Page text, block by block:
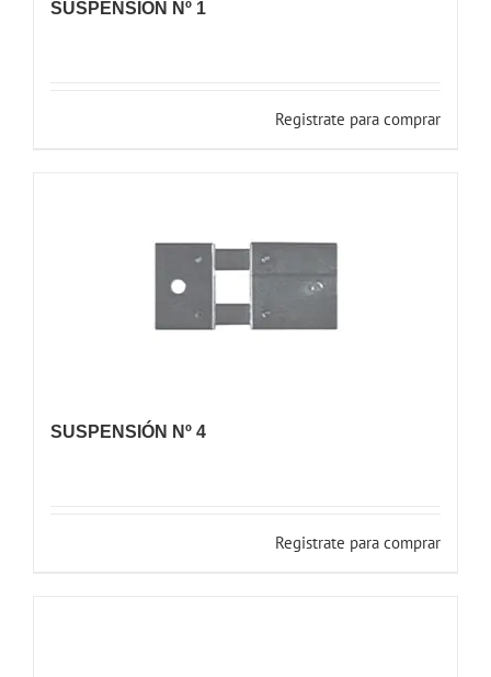
SUSPENSIÓN Nº 1
Registrate para comprar
SUSPENSIÓN Nº 4
Registrate para comprar